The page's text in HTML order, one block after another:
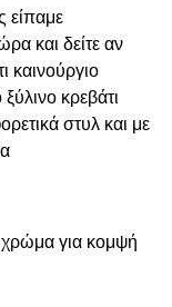
είπαμε
και δείτε αν
καινούργιο
κρεβάτι
στυλ και με
χρώμα για κομψή